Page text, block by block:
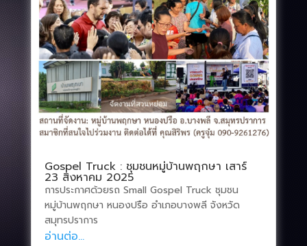
Gospel Truck : ชุมชนหมู่บ้านพฤกษา เสาร์
23 สิงหาคม 2025
การประกาศด้วยรถ Small Gospel Truck ชุมชน
หมู่บ้านพฤกษา หนองปรือ อำเภอบางพลี จังหวัด
สมุทรปราการ
อ่านต่อ...